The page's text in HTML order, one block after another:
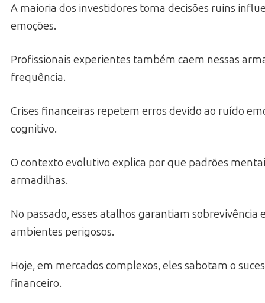
A maioria dos investidores toma decisões ruins
emoções.
Profissionais experientes também caem nessas
frequência.
Crises financeiras repetem erros devido ao ruído
cognitivo.
O contexto evolutivo explica por que padrões
armadilhas.
No passado, esses atalhos garantiam sobrevivência
ambientes perigosos.
Hoje, em mercados complexos, eles sabotam o
financeiro.